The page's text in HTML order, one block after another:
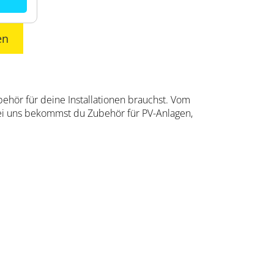
für deine Installationen brauchst. Vom
bekommst du Zubehör für PV-Anlagen,